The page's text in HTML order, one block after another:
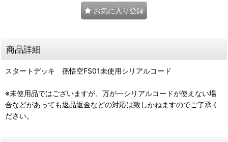
お気に入り登録
商品詳細
スタートデッキ 孫悟空FS01未使用シリアルコード
※未使用品ではございますが、万が一シリアルコードが使えない場
合などがあっても返品返金などの対応は致しかねますのでご了承く
ださい。